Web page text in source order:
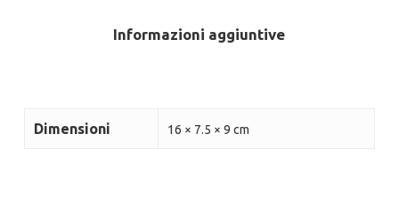
Informazioni aggiuntive
Dimensioni 16 × 7.5 × 9 cm